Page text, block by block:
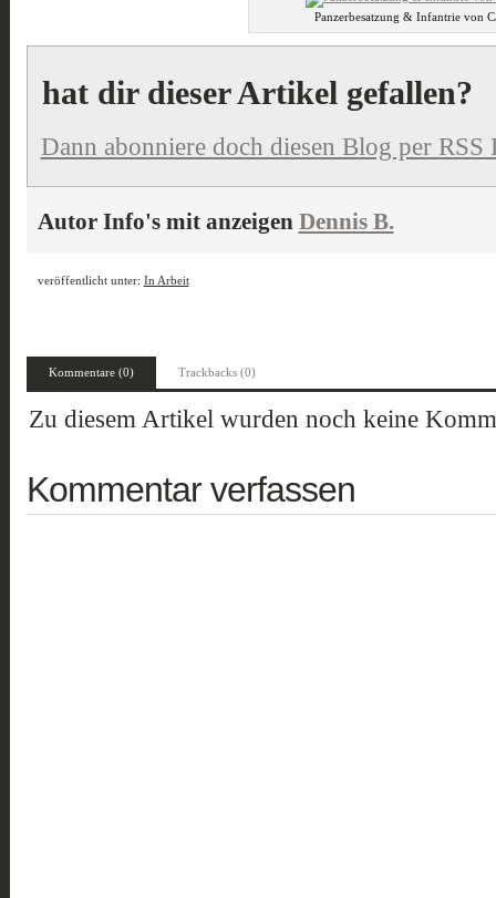
Panzerbesatzung & Infantrie von
hat dir dieser Artikel gefallen?
Dann abonniere doch diesen Blog per RSS
Autor Info's mit anzeigen Dennis B.
veröffentlicht unter: In Arbeit
Kommentare (0) Trackbacks (0)
Zu diesem Artikel wurden noch keine
Kommentar verfassen